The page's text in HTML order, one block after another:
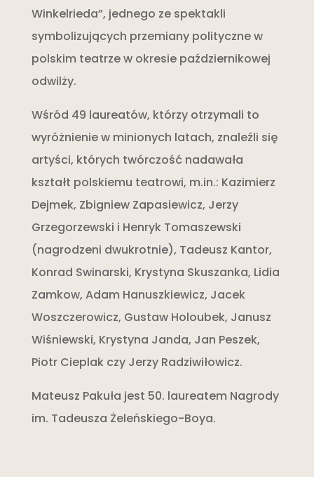
Winkelrieda”, jednego ze spektakli
symbolizujących przemiany polityczne w
polskim teatrze w okresie październikowej
odwilży.
Wśród 49 laureatów, którzy otrzymali to
wyróżnienie w minionych latach, znaleźli się
artyści, których twórczość nadawała
kształt polskiemu teatrowi, m.in.: Kazimierz
Dejmek, Zbigniew Zapasiewicz, Jerzy
Grzegorzewski i Henryk Tomaszewski
(nagrodzeni dwukrotnie), Tadeusz Kantor,
Konrad Swinarski, Krystyna Skuszanka, Lidia
Zamkow, Adam Hanuszkiewicz, Jacek
Woszczerowicz, Gustaw Holoubek, Janusz
Wiśniewski, Krystyna Janda, Jan Peszek,
Piotr Cieplak czy Jerzy Radziwiłowicz.
Mateusz Pakuła jest 50. laureatem Nagrody
im. Tadeusza Żeleńskiego-Boya.